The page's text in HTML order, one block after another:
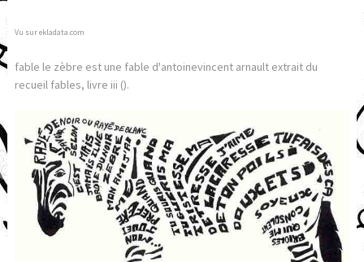
Vu sur ekladata.com
fable le zèbre est une fable d'antoinevincent arnault extrait du
recueil fables, livre iii ().